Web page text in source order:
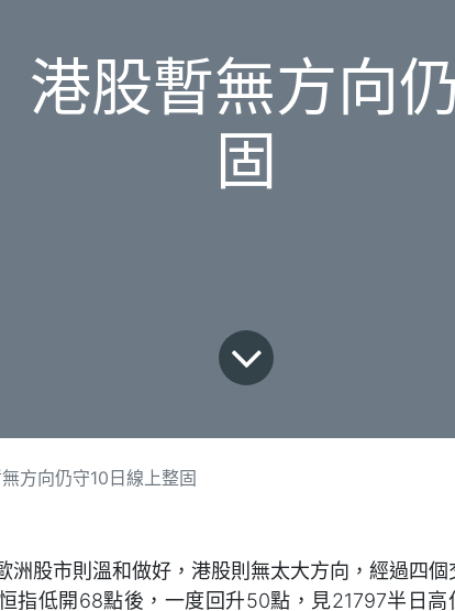
港股暫無方向
固
方向仍守10日線上整固
洲股市則溫和做好，港股則無太大方向，經過四個
指低開68點後，一度回升50點，見21797半日高